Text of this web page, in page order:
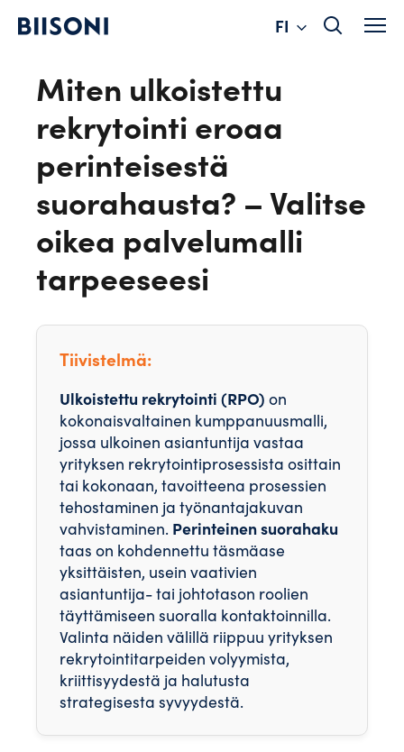
sisältöön
Change
FI
Miten ulkoistettu
rekrytointi eroaa
perinteisestä
suorahausta? – Valitse
oikea palvelumalli
tarpeeseesi
Tiivistelmä:
Ulkoistettu rekrytointi (RPO) on
kokonaisvaltainen kumppanuusmalli,
jossa ulkoinen asiantuntija vastaa
yrityksen rekrytointiprosessista osittain
tai kokonaan, tavoitteena prosessien
tehostaminen ja työnantajakuvan
vahvistaminen. Perinteinen suorahaku
taas on kohdennettu täsmäase
yksittäisten, usein vaativien
asiantuntija- tai johtotason roolien
täyttämiseen suoralla kontaktoinnilla.
Valinta näiden välillä riippuu yrityksen
rekrytointitarpeiden volyymista,
kriittisyydestä ja halutusta
strategisesta syvyydestä.